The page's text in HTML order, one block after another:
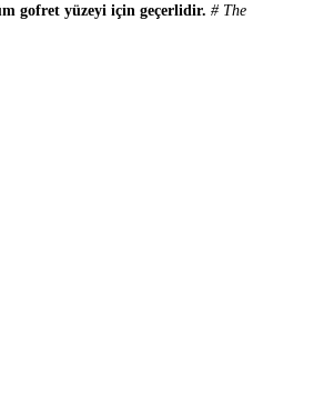
gofret yüzeyi için geçerlidir. # The